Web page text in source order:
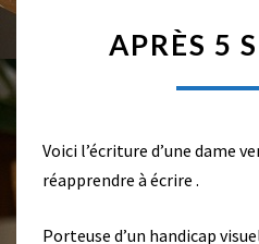
P
È
S
N
APRÈS 5
Voici l’écriture d’une dame
réapprendre à écrire .
Porteuse d’un handicap